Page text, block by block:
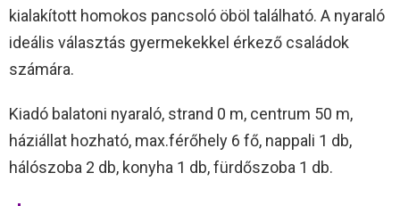
kialakított homokos pancsoló öböl található. A nyaraló
ideális választás gyermekekkel érkező családok
számára.
Kiadó balatoni nyaraló, strand 0 m, centrum 50 m,
háziállat hozható, max.férőhely 6 fő, nappali 1 db,
hálószoba 2 db, konyha 1 db, fürdőszoba 1 db.